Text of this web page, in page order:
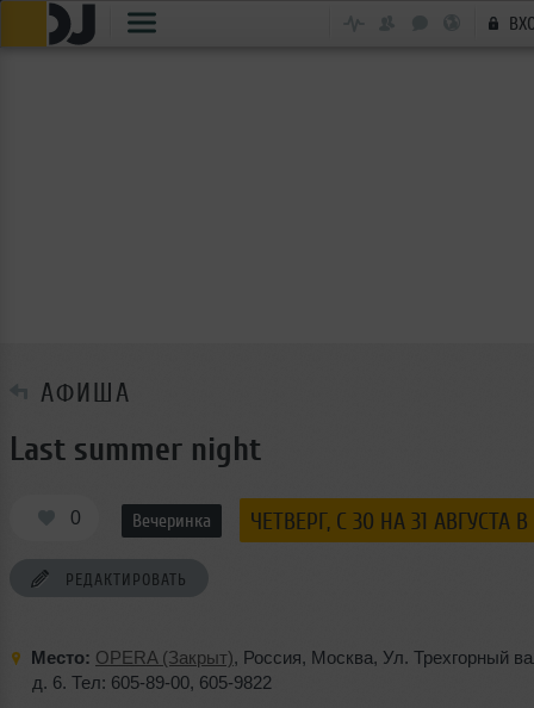
АФИША
Last summer night
0 Вечеринка ЧЕТВЕРГ, C 30 НА 31 АВГУСТА
РЕДАКТИРОВАТЬ
Место: OPERA (Закрыт), Россия, Москва, Ул. Трехгорный
д. 6. Тел: 605-89-00, 605-9822